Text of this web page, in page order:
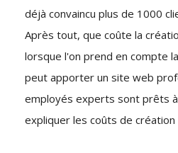
déjà convaincu plus de 1000
Après tout, que coûte la
lorsque l'on prend en compte
peut apporter un site web
employés experts sont prêts
expliquer les coûts de